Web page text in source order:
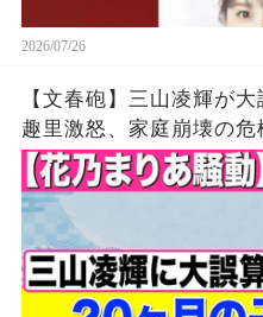
2026/07/26
【文春砲】三山凌輝が
趣里激怒、家庭崩壊の危